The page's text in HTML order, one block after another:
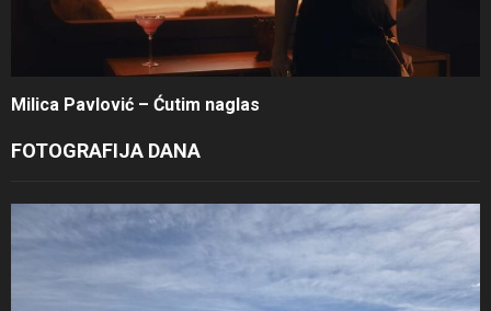
Milica Pavlović – Ćutim naglas
FOTOGRAFIJA DANA